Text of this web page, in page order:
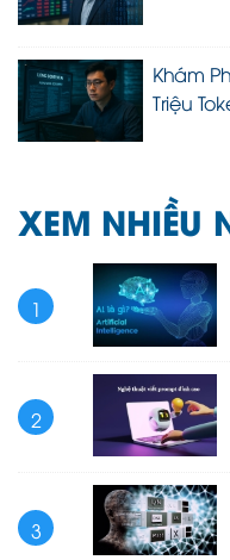
Khám
Triệu
XEM NHIỀU
1
2
3